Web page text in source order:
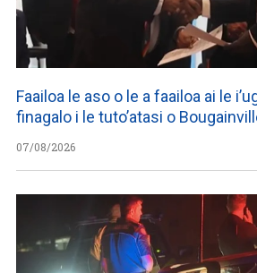
Faailoa le aso o le a faailoa ai le
finagalo i le tuto’atasi o
07/08/2026